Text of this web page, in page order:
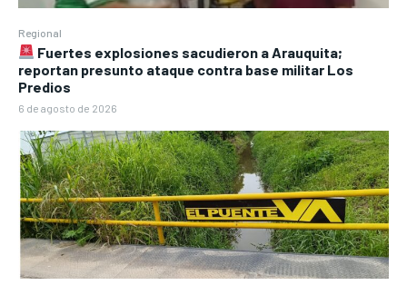
Regional
Fuertes explosiones sacudieron a Arauquita;
reportan presunto ataque contra base militar Los
Predios
6 de agosto de 2026